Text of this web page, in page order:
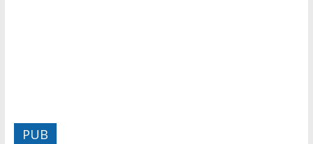
PUB